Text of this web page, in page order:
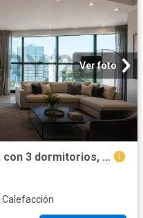
Ver foto
Piso de Categoría a la venta, con 3 dormitorios, cochera y baulera
·Calefacción